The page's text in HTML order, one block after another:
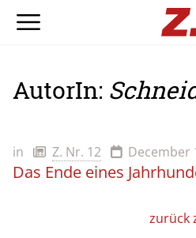
AutorIn:
in Z. Nr. 12 December
Das Ende eines
zurück